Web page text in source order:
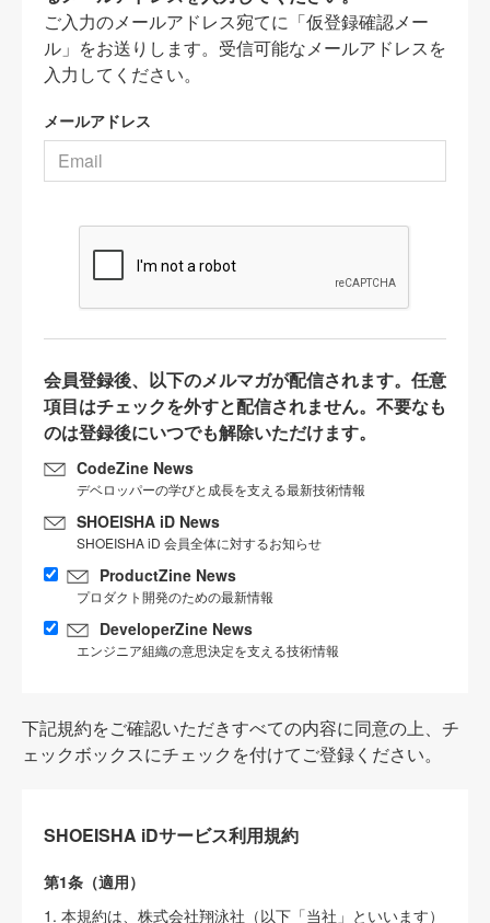
ご入力のメールアドレス宛てに「仮登録確認メー
ル」をお送りします。受信可能なメールアドレスを
入力してください。
メールアドレス
会員登録後、以下のメルマガが配信されます。任意
項目はチェックを外すと配信されません。不要なも
のは登録後にいつでも解除いただけます。
CodeZine News
デベロッパーの学びと成長を支える最新技術情報
SHOEISHA iD News
SHOEISHA iD 会員全体に対するお知らせ
ProductZine News
プロダクト開発のための最新情報
DeveloperZine News
エンジニア組織の意思決定を支える技術情報
下記規約をご確認いただきすべての内容に同意の上、チ
ェックボックスにチェックを付けてご登録ください。
SHOEISHA iDサービス利用規約
第1条（適用）
1. 本規約は、株式会社翔泳社（以下「当社」といいます）